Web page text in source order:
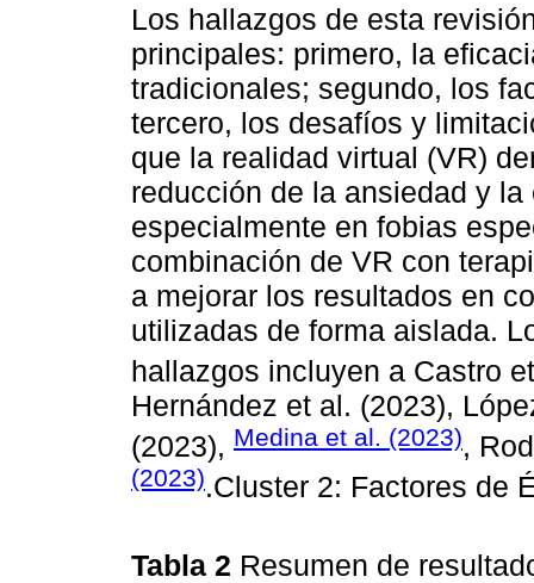
Los hallazgos de esta
principales: primero, la
tradicionales; segundo, los
tercero, los desafíos y
que la realidad virtual (VR)
reducción de la ansiedad y
especialmente en fobias
combinación de VR con
a mejorar los resultados en
utilizadas de forma aislada.
hallazgos incluyen a Castro
Hernández et al. (2023),
(2023), Medina et al. (2023),
(2023).Cluster 2: Factores de
Tabla 2 Resumen de